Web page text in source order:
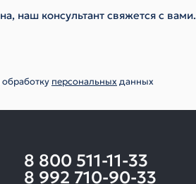
наш консультант свяжется с вами.
персональныхданных
8 800 511-11-33
8 992 710-90-33